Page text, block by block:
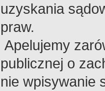
uzyskania
praw.
Apelujemy
publicznej o
nie wpisywanie